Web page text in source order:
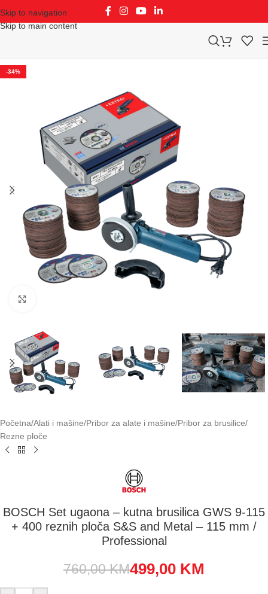
Skip to navigation
Skip to main content
-34%
Početna/Alati i mašine/Pribor za alate i mašine/Pribor za brusilice/
Rezne ploče
BOSCH Set ugaona – kutna brusilica GWS 9-115
+ 400 reznih ploča S&S and Metal – 115 mm /
Professional
760,00KM499,00 KM